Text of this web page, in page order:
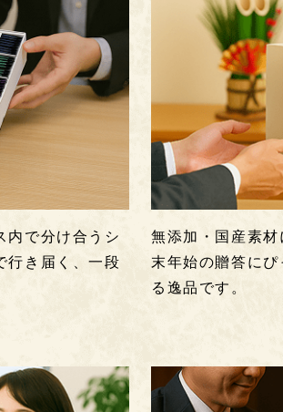
内で分け合うシ
行き届く、一段
無添加・国産素
末年始の贈答に
る逸品です。